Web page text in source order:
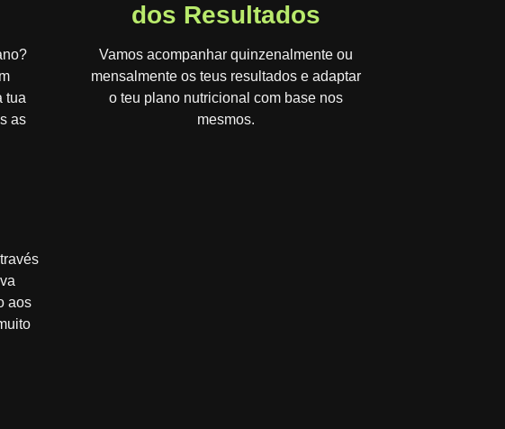
tua
as
dos Resultados
Vamos acompanhar quinzenalmente ou
mensalmente os teus resultados e adaptar
o teu plano nutricional com base nos
mesmos.
aos